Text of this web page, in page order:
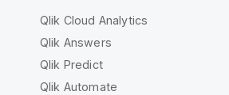
Qlik Cloud Analytics
Qlik Answers
Qlik Predict
Qlik Automate